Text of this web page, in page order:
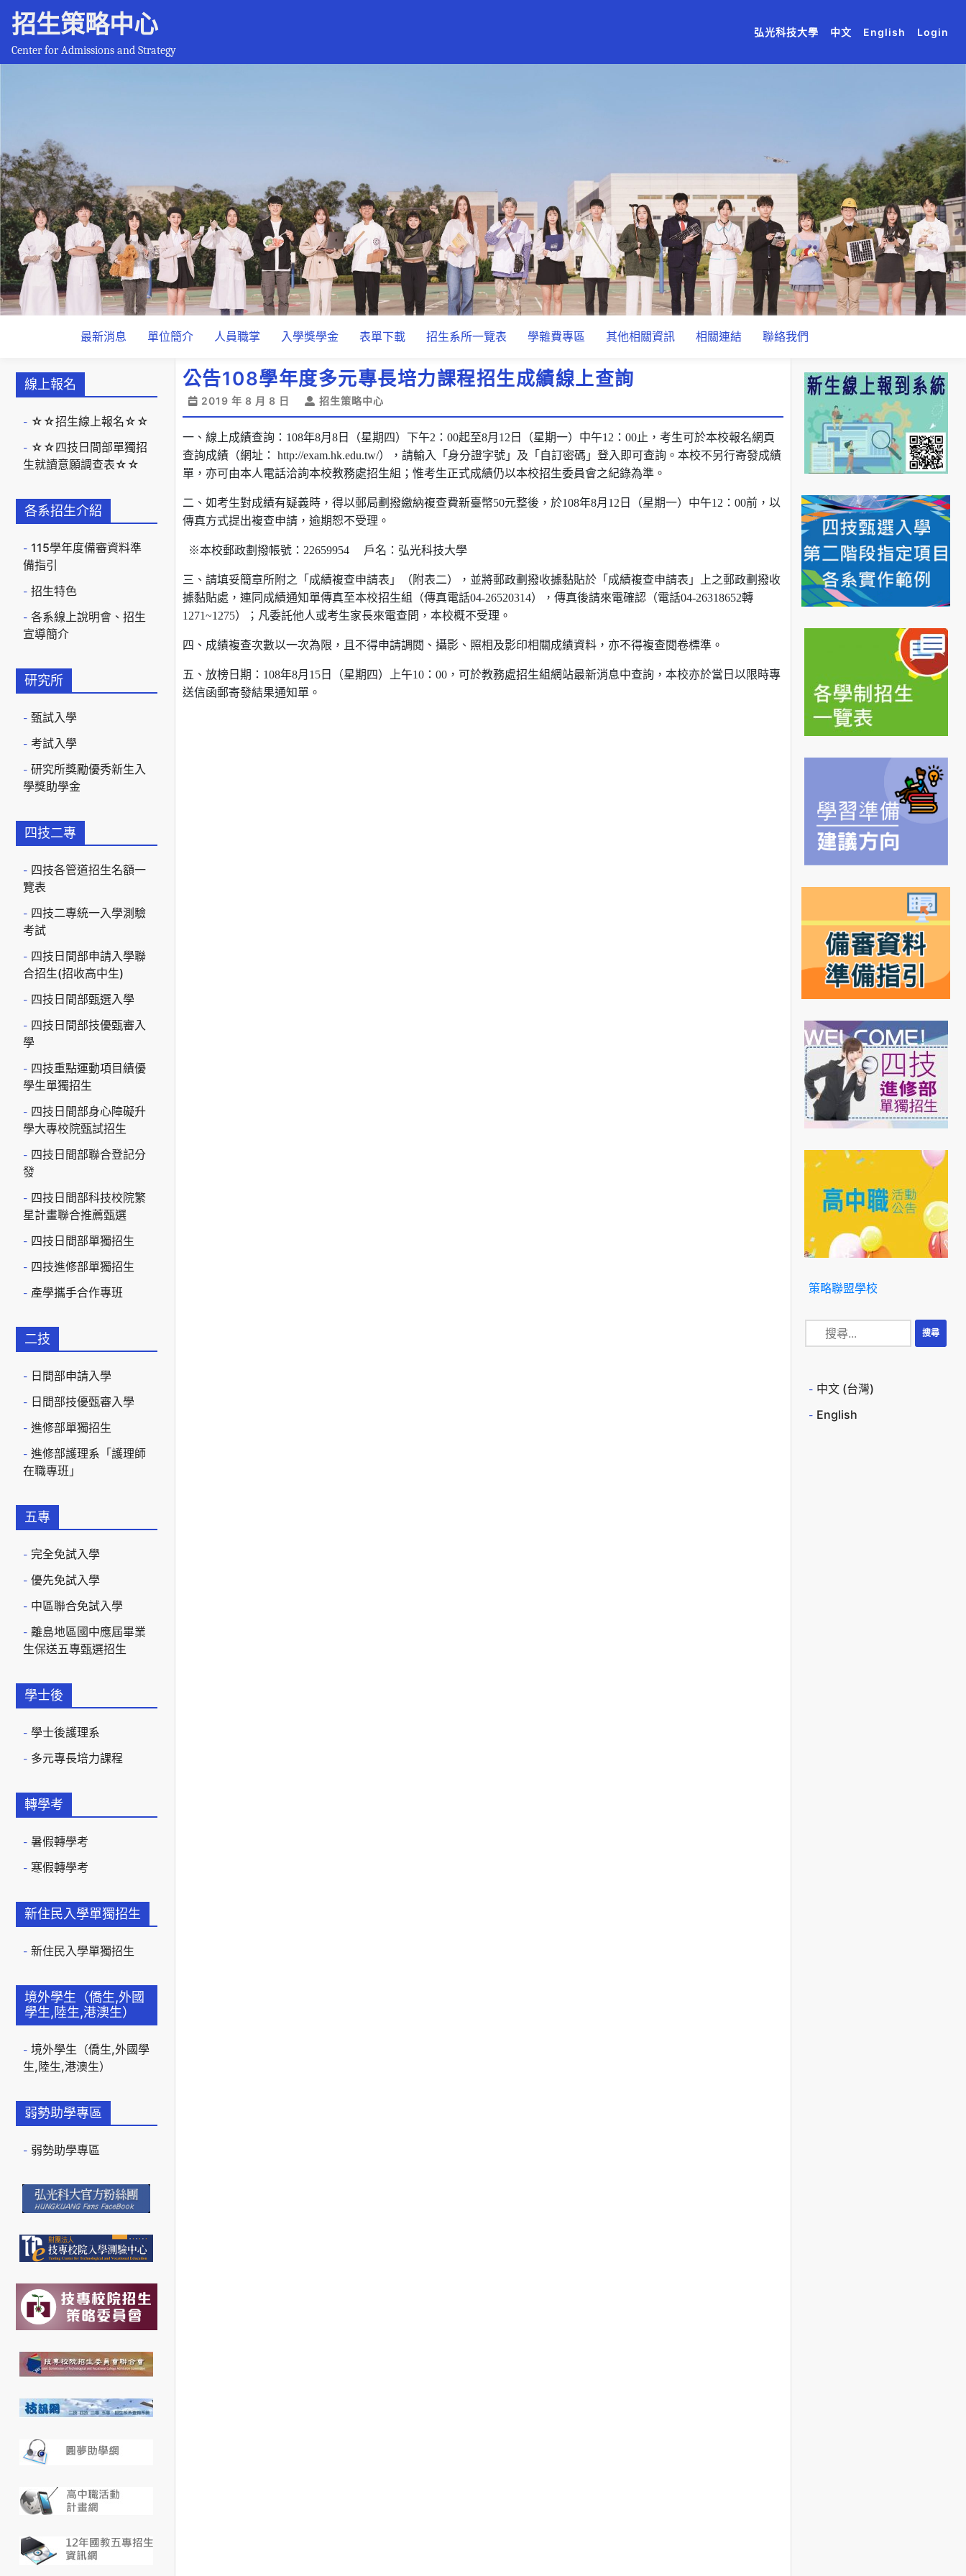
招生策略中心
Center for Admissions and Strategy
(current)
(current)
弘光科技大學 (current)
中文 (current)
English (current)
Login
最新消息 單位簡介 人員職掌 入學獎學金 表單下載 招生系所一覽表 學雜費專區 其他相關資訊 相關連結 聯絡我們
線上報名
☆☆招生線上報名☆☆
☆☆四技日間部單獨招
生就讀意願調查表☆☆
各系招生介紹
115學年度備審資料準
備指引
招生特色
各系線上說明會、招生
宣導簡介
研究所
甄試入學
考試入學
研究所獎勵優秀新生入
學獎助學金
四技二專
四技各管道招生名額一
覽表
四技二專統一入學測驗
考試
四技日間部申請入學聯
合招生(招收高中生)
四技日間部甄選入學
四技日間部技優甄審入
學
四技重點運動項目績優
學生單獨招生
四技日間部身心障礙升
學大專校院甄試招生
四技日間部聯合登記分
發
四技日間部科技校院繁
星計畫聯合推薦甄選
四技日間部單獨招生
四技進修部單獨招生
產學攜手合作專班
二技
日間部申請入學
日間部技優甄審入學
進修部單獨招生
進修部護理系「護理師
在職專班」
五專
完全免試入學
優先免試入學
中區聯合免試入學
離島地區國中應屆畢業
生保送五專甄選招生
學士後
學士後護理系
多元專長培力課程
轉學考
暑假轉學考
寒假轉學考
新住民入學單獨招生
新住民入學單獨招生
境外學生（僑生,外國
學生,陸生,港澳生）
境外學生（僑生,外國學
生,陸生,港澳生）
弱勢助學專區
弱勢助學專區
公告108學年度多元專長培力課程招生成績線上查詢
2019 年 8 月 8 日 招生策略中心
一、線上成績查詢：108年8月8日（星期四）下午2：00起至8月12日（星期一）中午12：00止，考生可於本校報名網頁
查詢成績（網址： http://exam.hk.edu.tw/），請輸入「身分證字號」及「自訂密碼」登入即可查詢。本校不另行寄發成績
單，亦可由本人電話洽詢本校教務處招生組；惟考生正式成績仍以本校招生委員會之紀錄為準。
二、如考生對成績有疑義時，得以郵局劃撥繳納複查費新臺幣50元整後，於108年8月12日（星期一）中午12：00前，以
傳真方式提出複查申請，逾期恕不受理。
※本校郵政劃撥帳號：22659954 戶名：弘光科技大學
三、請填妥簡章所附之「成績複查申請表」（附表二），並將郵政劃撥收據黏貼於「成績複查申請表」上之郵政劃撥收
據黏貼處，連同成績通知單傳真至本校招生組（傳真電話04-26520314），傳真後請來電確認（電話04-26318652轉
1271~1275）；凡委託他人或考生家長來電查問，本校概不受理。
四、成績複查次數以一次為限，且不得申請調閱、攝影、照相及影印相關成績資料，亦不得複查閱卷標準。
五、放榜日期：108年8月15日（星期四）上午10：00，可於教務處招生組網站最新消息中查詢，本校亦於當日以限時專
送信函郵寄發結果通知單。
策略聯盟學校
中文 (台灣)
English